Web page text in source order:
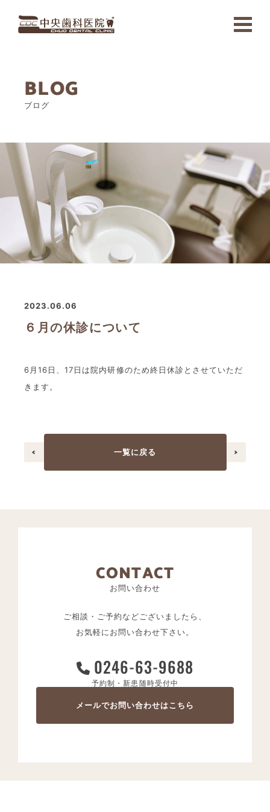
医院案内
治療内容
予防歯科
審美歯科
虫歯治療
歯周病治療
義歯・入れ歯
採用情報
ブログ
お問い合わせ
BLOG
ブログ
2023.06.06
６月の休診について
6月16日、17日は院内研修のため終日休診とさせていただ
きます。
< 一覧に戻る >
CONTACT
お問い合わせ
ご相談・ご予約などございましたら、
お気軽にお問い合わせ下さい。
0246-63-9688
予約制・新患随時受付中
メールでお問い合わせはこちら